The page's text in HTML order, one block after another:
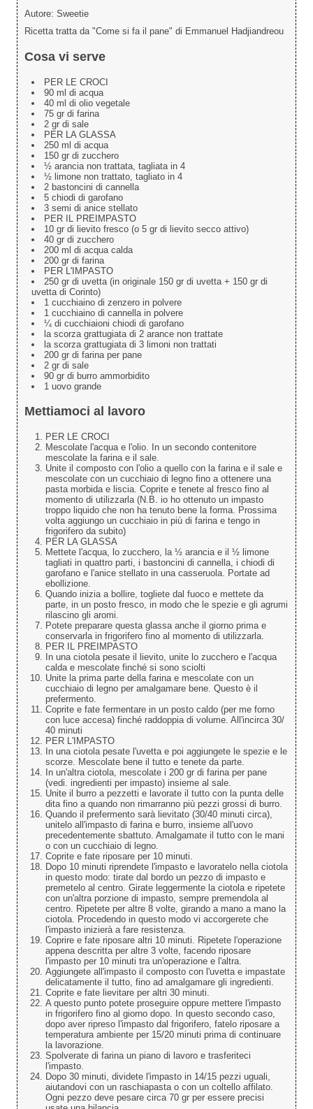
Autore: Sweetie
Ricetta tratta da "Come si fa il pane" di Emmanuel Hadjiandreou
Cosa vi serve
PER LE CROCI
90 ml di acqua
40 ml di olio vegetale
75 gr di farina
2 gr di sale
PER LA GLASSA
250 ml di acqua
150 gr di zucchero
½ arancia non trattata, tagliata in 4
½ limone non trattato, tagliato in 4
2 bastoncini di cannella
5 chiodi di garofano
3 semi di anice stellato
PER IL PREIMPASTO
10 gr di lievito fresco (o 5 gr di lievito secco attivo)
40 gr di zucchero
200 ml di acqua calda
200 gr di farina
PER L'IMPASTO
250 gr di uvetta (in originale 150 gr di uvetta + 150 gr di
uvetta di Corinto)
1 cucchiaino di zenzero in polvere
1 cucchiaino di cannella in polvere
¼ di cucchiaioni chiodi di garofano
la scorza grattugiata di 2 arance non trattate
la scorza grattugiata di 3 limoni non trattati
200 gr di farina per pane
2 gr di sale
90 gr di burro ammorbidito
1 uovo grande
Mettiamoci al lavoro
PER LE CROCI
Mescolate l'acqua e l'olio. In un secondo contenitore
mescolate la farina e il sale.
Unite il composto con l'olio a quello con la farina e il sale e
mescolate con un cucchiaio di legno fino a ottenere una
pasta morbida e liscia. Coprite e tenete al fresco fino al
momento di utilizzarla (N.B. io ho ottenuto un impasto
troppo liquido che non ha tenuto bene la forma. Prossima
volta aggiungo un cucchiaio in più di farina e tengo in
frigorifero da subito)
PER LA GLASSA
Mettete l'acqua, lo zucchero, la ½ arancia e il ½ limone
tagliati in quattro parti, i bastoncini di cannella, i chiodi di
garofano e l'anice stellato in una casseruola. Portate ad
ebollizione.
Quando inizia a bollire, togliete dal fuoco e mettete da
parte, in un posto fresco, in modo che le spezie e gli agrumi
rilascino gli aromi.
Potete preparare questa glassa anche il giorno prima e
conservarla in frigorifero fino al momento di utilizzarla.
PER IL PREIMPASTO
In una ciotola pesate il lievito, unite lo zucchero e l'acqua
calda e mescolate finché si sono sciolti
Unite la prima parte della farina e mescolate con un
cucchiaio di legno per amalgamare bene. Questo è il
prefermento.
Coprite e fate fermentare in un posto caldo (per me forno
con luce accesa) finché raddoppia di volume. All'incirca 30/
40 minuti
PER L'IMPASTO
In una ciotola pesate l'uvetta e poi aggiungete le spezie e le
scorze. Mescolate bene il tutto e tenete da parte.
In un'altra ciotola, mescolate i 200 gr di farina per pane
(vedi. ingredienti per impasto) insieme al sale.
Unite il burro a pezzetti e lavorate il tutto con la punta delle
dita fino a quando non rimarranno più pezzi grossi di burro.
Quando il prefermento sarà lievitato (30/40 minuti circa),
unitelo all'impasto di farina e burro, insieme all'uovo
precedentemente sbattuto. Amalgamate il tutto con le mani
o con un cucchiaio di legno.
Coprite e fate riposare per 10 minuti.
Dopo 10 minuti riprendete l'impasto e lavoratelo nella ciotola
in questo modo: tirate dal bordo un pezzo di impasto e
premetelo al centro. Girate leggermente la ciotola e ripetete
con un'altra porzione di impasto, sempre premendola al
centro. Ripetete per altre 8 volte, girando a mano a mano la
ciotola. Procedendo in questo modo vi accorgerete che
l'impasto inizierà a fare resistenza.
Coprire e fate riposare altri 10 minuti. Ripetete l'operazione
appena descritta per altre 3 volte, facendo riposare
l'impasto per 10 minuti tra un'operazione e l'altra.
Aggiungete all'impasto il composto con l'uvetta e impastate
delicatamente il tutto, fino ad amalgamare gli ingredienti.
Coprite e fate lievitare per altri 30 minuti.
A questo punto potete proseguire oppure mettere l'impasto
in frigorifero fino al giorno dopo. In questo secondo caso,
dopo aver ripreso l'impasto dal frigorifero, fatelo riposare a
temperatura ambiente per 15/20 minuti prima di continuare
la lavorazione.
Spolverate di farina un piano di lavoro e trasferiteci
l'impasto.
Dopo 30 minuti, dividete l'impasto in 14/15 pezzi uguali,
aiutandovi con un raschiapasta o con un coltello affilato.
Ogni pezzo deve pesare circa 70 gr per essere precisi